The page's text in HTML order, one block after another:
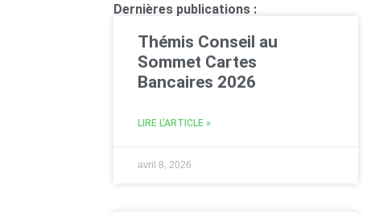
Dernières publications :
Thémis Conseil au
Sommet Cartes
Bancaires 2026
LIRE L'ARTICLE »
avril 8, 2026